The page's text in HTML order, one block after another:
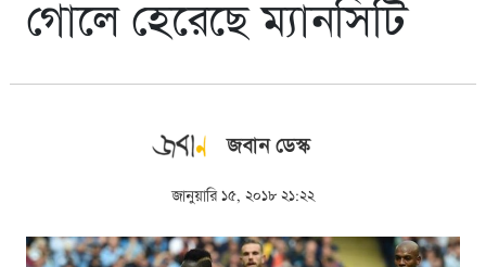
গোলে হেরেছে ম্যানসিটি
জবান ডেস্ক
জানুয়ারি ১৫, ২০১৮ ২১:২২